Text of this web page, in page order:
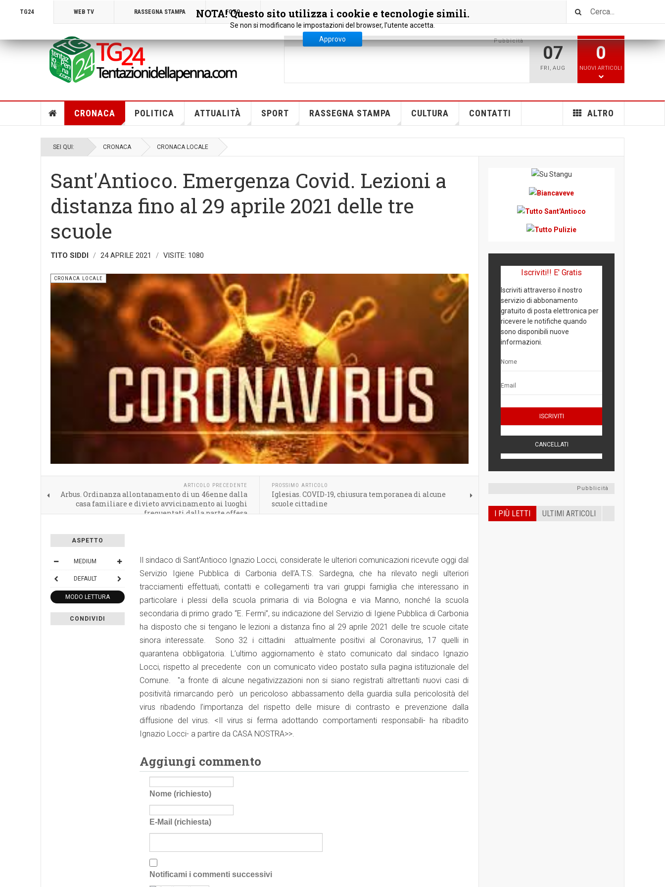
TG24 WEB TV RASSEGNA STAMPA FOTO
NOTA! Questo sito utilizza i cookie e tecnologie simili.
Se non si modificano le impostazioni del browser, l'utente accetta.
Approvo
Pubbicità
07
FRI ,AUG
0
NUOVI ARTICOLI
CRONACA POLITICA ATTUALITÀ SPORT RASSEGNA STAMPA CULTURA CONTATTI ALTRO
SEI QUI: CRONACA CRONACA LOCALE
Sant'Antioco. Emergenza Covid. Lezioni a
distanza fino al 29 aprile 2021 delle tre
scuole
TITO SIDDI 24 APRILE 2021 VISITE: 1080
CRONACA LOCALE
ARTICOLO PRECEDENTE
Arbus. Ordinanza allontanamento di un 46enne dalla
casa familiare e divieto avvicinamento ai luoghi
frequentati dalla parte offesa
PROSSIMO ARTICOLO
Iglesias. COVID-19, chiusura temporanea di alcune
scuole cittadine
ASPETTO
MEDIUM
DEFAULT
MODO LETTURA
CONDIVIDI
Il sindaco di Sant'Antioco Ignazio Locci, considerate le ulteriori comunicazioni ricevute oggi dal
Servizio Igiene Pubblica di Carbonia dell’A.T.S. Sardegna, che ha rilevato negli ulteriori
tracciamenti effettuati, contatti e collegamenti tra vari gruppi famiglia che interessano in
particolare i plessi della scuola primaria di via Bologna e via Manno, nonché la scuola
secondaria di primo grado “E. Fermi”, su indicazione del Servizio di Igiene Pubblica di Carbonia
ha disposto che si tengano le lezioni a distanza fino al 29 aprile 2021 delle tre scuole citate
sinora interessate. Sono 32 i cittadini attualmente positivi al Coronavirus, 17 quelli in
quarantena obbligatoria. L’ultimo aggiornamento è stato comunicato dal sindaco Ignazio
Locci, rispetto al precedente con un comunicato video postato sulla pagina istituzionale del
Comune. "a fronte di alcune negativizzazioni non si siano registrati altrettanti nuovi casi di
positività rimarcando però un pericoloso abbassamento della guardia sulla pericolosità del
virus ribadendo l’importanza del rispetto delle misure di contrasto e prevenzione dalla
diffusione del virus. <Il virus si ferma adottando comportamenti responsabili- ha ribadito
Ignazio Locci- a partire da CASA NOSTRA>>.
Aggiungi commento
Nome (richiesto)
E-Mail (richiesta)
Notificami i commenti successivi
Iscriviti!! E' Gratis
Iscriviti attraverso il nostro
servizio di abbonamento
gratuito di posta elettronica per
ricevere le notifiche quando
sono disponibili nuove
informazioni.
Pubblicità
I PIÙ LETTI ULTIMI ARTICOLI